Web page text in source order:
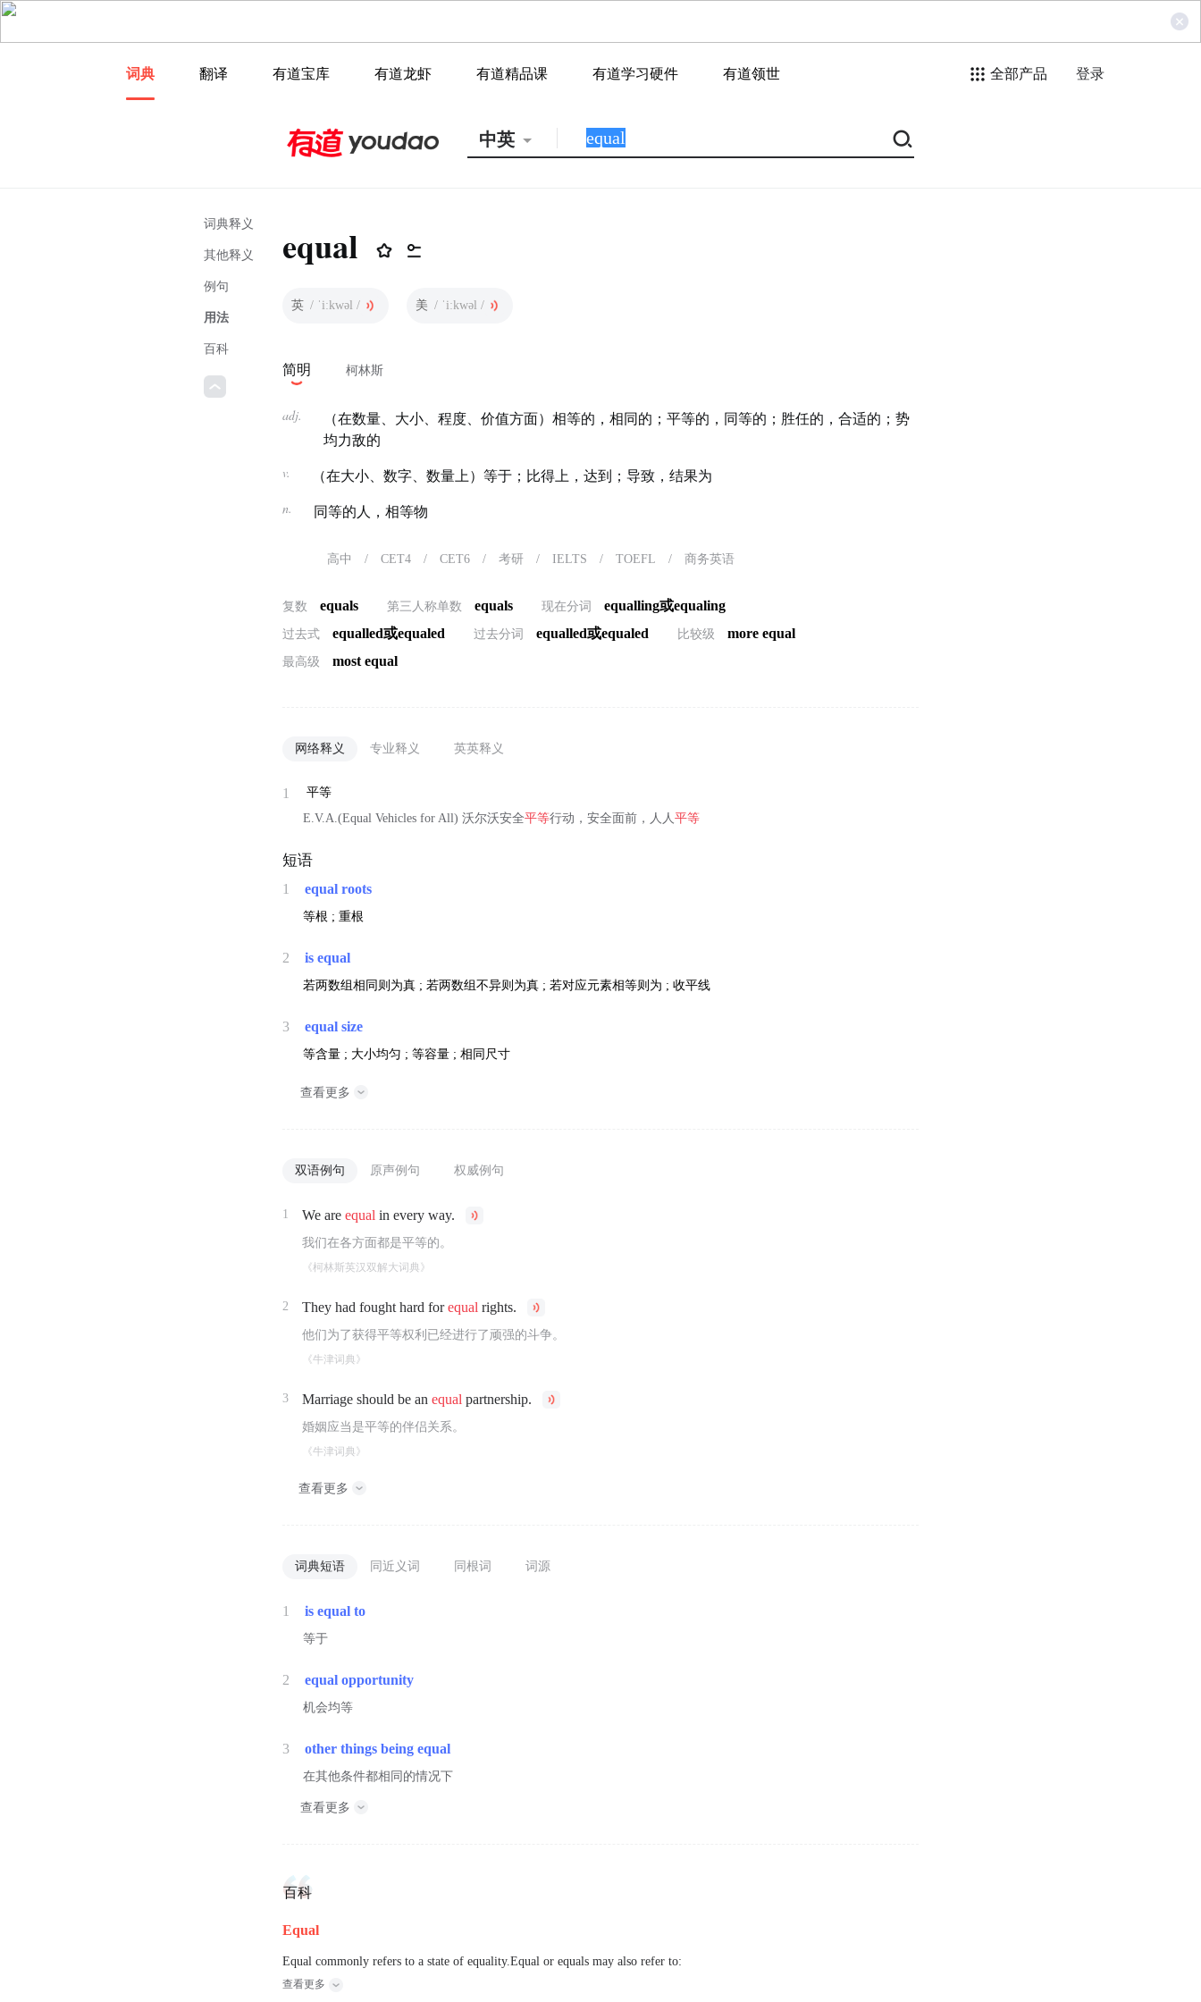
词典 翻译 有道宝库 有道龙虾 有道精品课 有道学习硬件 有道领世 全部产品 登录
中英
词典释义
其他释义
例句
用法
百科
equal
英 / ˈiːkwəl / 美 / ˈiːkwəl /
简明 柯林斯
adj.
（在数量、大小、程度、价值方面）相等的，相同的；平等的，同等的；胜任的，合适的；势
均力敌的
v. （在大小、数字、数量上）等于；比得上，达到；导致，结果为
n. 同等的人，相等物
高中 / CET4 / CET6 / 考研 / IELTS / TOEFL / 商务英语
复数 equals 第三人称单数 equals 现在分词 equalling或equaling
过去式 equalled或equaled 过去分词 equalled或equaled 比较级 more equal
最高级 most equal
网络释义 专业释义 英英释义
1
平等
E.V.A.(Equal Vehicles for All) 沃尔沃安全平等行动，安全面前，人人平等
短语
1 equal roots
等根 ; 重根
2 is equal
若两数组相同则为真 ; 若两数组不异则为真 ; 若对应元素相等则为 ; 收平线
3 equal size
等含量 ; 大小均匀 ; 等容量 ; 相同尺寸
查看更多
双语例句 原声例句 权威例句
1 We areequal in every way.
我们在各方面都是平等的。
《柯林斯英汉双解大词典》
2 They had fought hard forequal rights.
他们为了获得平等权利已经进行了顽强的斗争。
《牛津词典》
3 Marriage should be anequal partnership.
婚姻应当是平等的伴侣关系。
《牛津词典》
查看更多
词典短语 同近义词 同根词 词源
1 is equal to
等于
2 equal opportunity
机会均等
3 other things being equal
在其他条件都相同的情况下
查看更多
百科
Equal
Equal commonly refers to a state of equality.Equal or equals may also refer to:
查看更多